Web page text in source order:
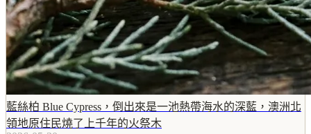
藍絲柏 Blue Cypress，倒出來是一池熱帶海水的深藍，澳洲北
領地原住民燒了上千年的火祭木